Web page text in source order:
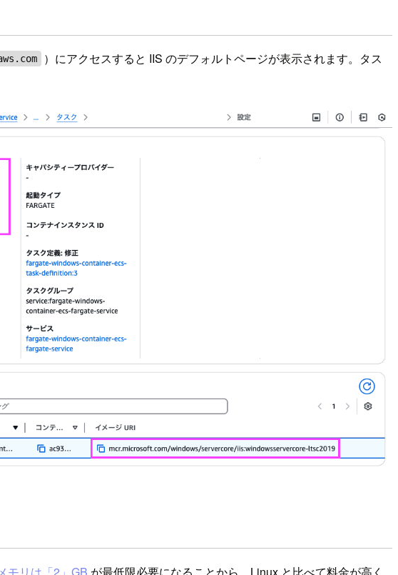
）にアクセスすると IIS のデフォルトページが表示されます。タス